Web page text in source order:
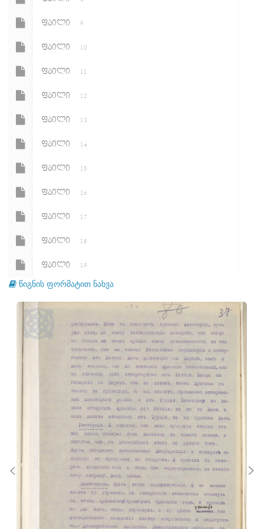
ᲤᲐᲘᲚᲘ 9
ᲤᲐᲘᲚᲘ 10
ᲤᲐᲘᲚᲘ 11
ᲤᲐᲘᲚᲘ 12
ᲤᲐᲘᲚᲘ 13
ᲤᲐᲘᲚᲘ 14
ᲤᲐᲘᲚᲘ 15
ᲤᲐᲘᲚᲘ 16
ᲤᲐᲘᲚᲘ 17
ᲤᲐᲘᲚᲘ 18
ᲤᲐᲘᲚᲘ 19
ᲤᲐᲘᲚᲘ 20
ᲤᲐᲘᲚᲘ
ᲤᲐᲘᲚᲘ 22
24
25
26
27
28
ᲤᲐᲘᲚᲘ 29
წიგნის ფორმატით ნახვა